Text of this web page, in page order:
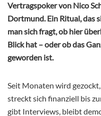
Vertragspoker von Nico
Dortmund. Ein Ritual, das
man sich fragt, ob hier
Blick hat – oder ob das
geworden ist.
Seit Monaten wird
streckt sich finanziell bis
gibt Interviews, bleibt